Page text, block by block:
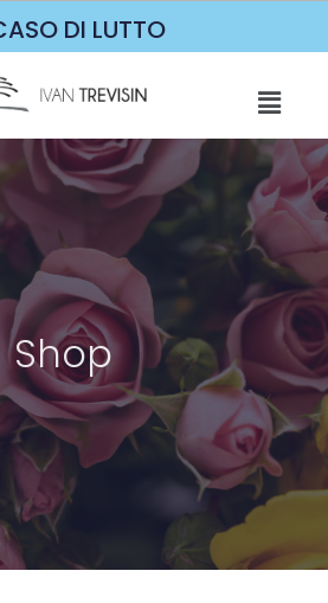
DI LUTTO
Shop